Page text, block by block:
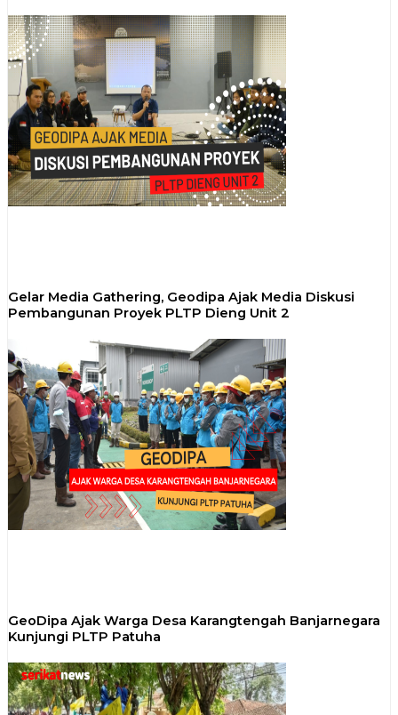
Gelar Media Gathering, Geodipa Ajak Media Diskusi
Pembangunan Proyek PLTP Dieng Unit 2
GeoDipa Ajak Warga Desa Karangtengah Banjarnegara
Kunjungi PLTP Patuha